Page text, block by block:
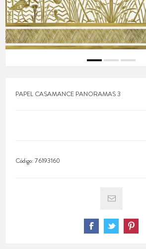
PAPEL CASAMANCE PANORAMAS 3
Código:76193160